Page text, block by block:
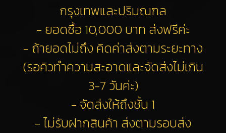
กรุงเทพและปริมณฑล
- ยอดซื้อ 10,000 บาท ส่งฟรีค่ะ
- ถ้ายอดไม่ถึง คิดค่าส่งตามระยะทาง
(รอคิวทำความสะอาดและจัดส่งไม่เกิน
3-7 วันค่ะ)
- จัดส่งให้ถึงชั้น 1
- ไม่รับฝากสินค้า ส่งตามรอบส่ง